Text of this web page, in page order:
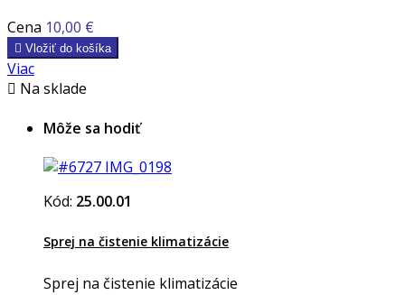
Cena 10,00 €
 Vložiť do košíka
Viac
 Na sklade
Môže sa hodiť
Kód: 25.00.01
Sprej na čistenie klimatizácie
Sprej na čistenie klimatizácie